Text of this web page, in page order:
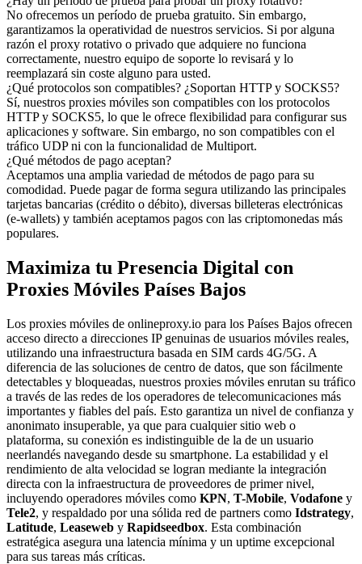
No ofrecemos un período de prueba gratuito. Sin embargo,
garantizamos la operatividad de nuestros servicios. Si por alguna
razón el proxy rotativo o privado que adquiere no funciona
correctamente, nuestro equipo de soporte lo revisará y lo
reemplazará sin coste alguno para usted.
¿Qué protocolos son compatibles? ¿Soportan HTTP y SOCKS5?
Sí, nuestros proxies móviles son compatibles con los protocolos
HTTP y SOCKS5, lo que le ofrece flexibilidad para configurar sus
aplicaciones y software. Sin embargo, no son compatibles con el
tráfico UDP ni con la funcionalidad de Multiport.
¿Qué métodos de pago aceptan?
Aceptamos una amplia variedad de métodos de pago para su
comodidad. Puede pagar de forma segura utilizando las principales
tarjetas bancarias (crédito o débito), diversas billeteras electrónicas
(e-wallets) y también aceptamos pagos con las criptomonedas más
populares.
Maximiza tu Presencia Digital con
Proxies Móviles Países Bajos
Los proxies móviles de onlineproxy.io para los Países Bajos ofrecen
acceso directo a direcciones IP genuinas de usuarios móviles reales,
utilizando una infraestructura basada en SIM cards 4G/5G. A
diferencia de las soluciones de centro de datos, que son fácilmente
detectables y bloqueadas, nuestros proxies móviles enrutan su tráfico
a través de las redes de los operadores de telecomunicaciones más
importantes y fiables del país. Esto garantiza un nivel de confianza y
anonimato insuperable, ya que para cualquier sitio web o
plataforma, su conexión es indistinguible de la de un usuario
neerlandés navegando desde su smartphone. La estabilidad y el
rendimiento de alta velocidad se logran mediante la integración
directa con la infraestructura de proveedores de primer nivel,
incluyendo operadores móviles como KPN, T-Mobile, Vodafone y
Tele2, y respaldado por una sólida red de partners como Idstrategy,
Latitude, Leaseweb y Rapidseedbox. Esta combinación
estratégica asegura una latencia mínima y un uptime excepcional
para sus tareas más críticas.